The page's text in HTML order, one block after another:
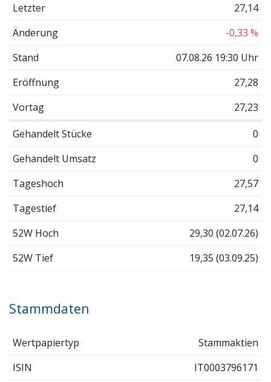
Letzter
27,14
Änderung
-0,33 %
Stand
07.08.26 19:30 Uhr
Eröffnung
27,28
Vortag
27,23
Gehandelt Stücke
0
Gehandelt Umsatz
0
Tageshoch
27,57
Tagestief
27,14
52W Hoch
29,30 (02.07.26)
52W Tief
19,35 (03.09.25)
Stammdaten
Wertpapiertyp
Stammaktien
ISIN
IT0003796171